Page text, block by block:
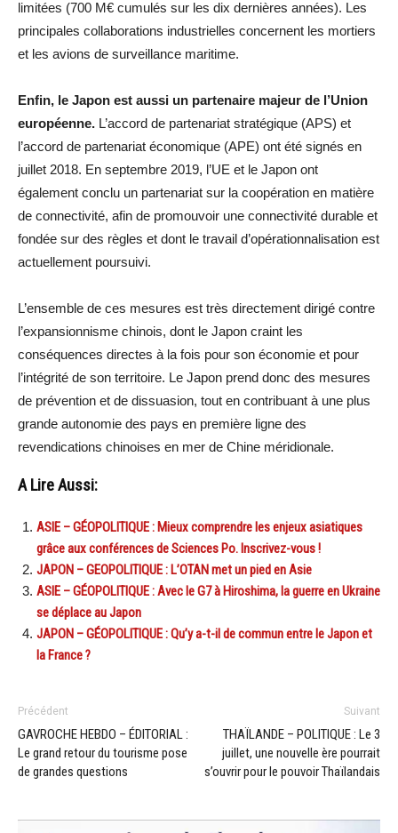
limitées (700 M€ cumulés sur les dix dernières années). Les
principales collaborations industrielles concernent les mortiers
et les avions de surveillance maritime.
Enfin, le Japon est aussi un partenaire majeur de l’Union
européenne. L’accord de partenariat stratégique (APS) et
l’accord de partenariat économique (APE) ont été signés en
juillet 2018. En septembre 2019, l’UE et le Japon ont
également conclu un partenariat sur la coopération en matière
de connectivité, afin de promouvoir une connectivité durable et
fondée sur des règles et dont le travail d’opérationnalisation est
actuellement poursuivi.
L’ensemble de ces mesures est très directement dirigé contre
l’expansionnisme chinois, dont le Japon craint les
conséquences directes à la fois pour son économie et pour
l’intégrité de son territoire. Le Japon prend donc des mesures
de prévention et de dissuasion, tout en contribuant à une plus
grande autonomie des pays en première ligne des
revendications chinoises en mer de Chine méridionale.
A Lire Aussi:
ASIE – GÉOPOLITIQUE : Mieux comprendre les enjeux asiatiques
grâce aux conférences de Sciences Po. Inscrivez-vous !
JAPON – GEOPOLITIQUE : L’OTAN met un pied en Asie
ASIE – GÉOPOLITIQUE : Avec le G7 à Hiroshima, la guerre en Ukraine
se déplace au Japon
JAPON – GÉOPOLITIQUE : Qu’y a-t-il de commun entre le Japon et
la France ?
Précédent
GAVROCHE HEBDO – ÉDITORIAL :
Le grand retour du tourisme pose
de grandes questions
Suivant
THAÏLANDE – POLITIQUE : Le 3
juillet, une nouvelle ère pourrait
s’ouvrir pour le pouvoir Thaïlandais